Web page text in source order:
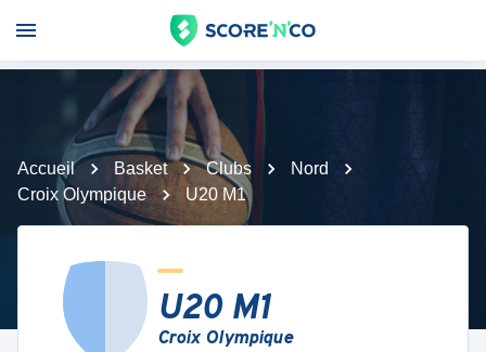
Accueil Basket Clubs
Nord
Croix Olympique
U20 M1
U20 M1
Croix Olympique